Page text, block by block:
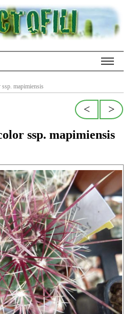
mapimiensis
>
<
ssp. mapimiensis